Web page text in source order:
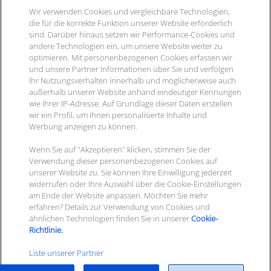
Yukatel
Support für ITscope
Changelog / Release Notes
API Dokumentation
2‑Faktor-Athentifizierung
Über ITscope
Unser Team
Karriere bei ITscope
Presse
Termine & Messen
Kontakt
Kontakt
ITscope GmbH
Durlacher Allee 73
76131 Karlsruhe
IhreKontaktmöglichkeiten
Newsletter abon­nie­ren
Wir verwenden Cookies und vergleichbare Technologien,
die für die korrekte Funktion unserer Website erforderlich
sind. Darüber hinaus setzen wir Performance-Cookies und
andere Technologien ein, um unsere Website weiter zu
optimieren. Mit personenbezogenen Cookies erfassen wir
und unsere Partner Informationen über Sie und verfolgen
Ihr Nutzungsverhalten innerhalb und möglicherweise auch
außerhalb unserer Website anhand eindeutiger Kennungen
wie Ihrer IP-Adresse. Auf Grundlage dieser Daten erstellen
wir ein Profil, um Ihnen personalisierte Inhalte und
Werbung anzeigen zu können.
Wenn Sie auf "Akzeptieren" klicken, stimmen Sie der
Verwendung dieser personenbezogenen Cookies auf
unserer Website zu. Sie können Ihre Einwilligung jederzeit
widerrufen oder Ihre Auswahl über die Cookie-Einstellungen
am Ende der Website anpassen. Möchten Sie mehr
erfahren? Details zur Verwendung von Cookies und
ähnlichen Technologien finden Sie in unsererCookie-
Richtlinie.
Liste unserer Partner